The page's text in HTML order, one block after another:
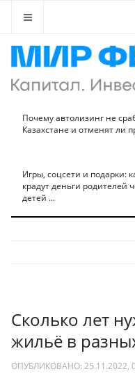
Почему автолизинг не
Казахстане и отменят ли
Игры, соцсети и подарки:
крадут деньги родителей
детей ...
Сколько лет
жильё в
ОПУБЛИКОВАНО: 25.11.2022,